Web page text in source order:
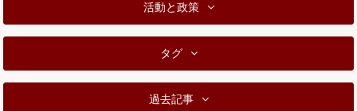
活動と政策
タグ
過去記事